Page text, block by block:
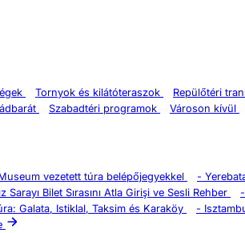
Tornyok és kilátóteraszok Repülőtéri
Szabadtéri programok Városon kívül
vezetett túra belépőjegyekkel -
Sarayı Bilet Sırasını Atla Girişi ve Sesli Rehber -
Galata, Istiklal, Taksim és Karaköy -